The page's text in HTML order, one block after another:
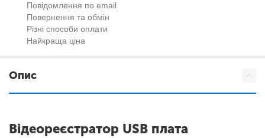
Повідомлення по email
Повернення та обмін
Різні способи оплати
Найкраща ціна
Опис
Відеореєстратор USB плата